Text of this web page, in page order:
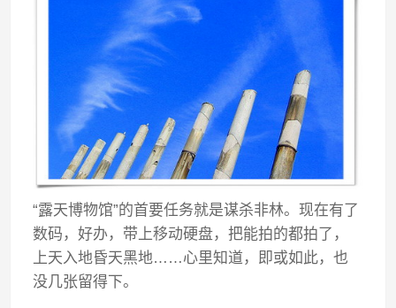
“露天博物馆”的首要任务就是谋杀非林。现在有了
数码，好办，带上移动硬盘，把能拍的都拍了，
上天入地昏天黑地……心里知道，即或如此，也
没几张留得下。